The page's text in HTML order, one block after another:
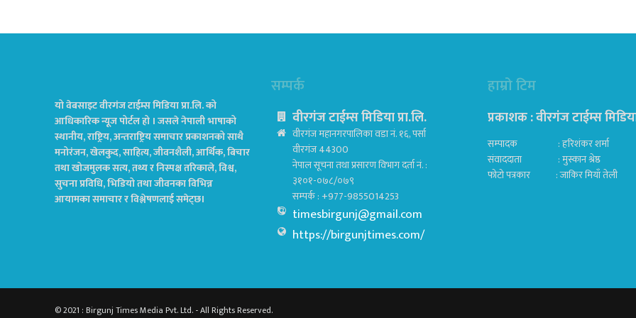
यो वेबसाइट वीरगंज टाईम्स मिडिया प्रा.लि. को
आधिकारिक न्यूज पोर्टल हो । जसले नेपाली भाषाको
स्थानीय, राष्ट्रिय, अन्तराष्ट्रिय समाचार प्रकाशनको साथै
मनोरंजन, खेलकुद, साहित्य, जीवनशैली, आर्थिक, बिचार
तथा खोजमुलक सत्य, तथ्य र निस्पक्ष तरिकाले, विश्व,
सुचना प्रविधि, भिडियो तथा जीवनका विभिन्न
आयामका समाचार र विश्लेषणलाई समेट्छ।
सम्पर्क
वीरगंज टाईम्स मिडिया प्रा.लि.
वीरगंज महानगरपालिका वडा नं. १६, पर्सा
वीरगंज 44300
नेपाल सूचना तथा प्रसारण विभाग दर्ता नं. :
३१०१-०७८/०७९
सम्पर्क : +977-9855014253
timesbirgunj@gmail.com
https://birgunjtimes.com/
हाम्रो टिम
प्रकाशक : वीरगंज टाईम्स
सम्पादक : हरिशंकर शर्मा
संवाददाता : मुस्कान श्रेष्ठ
फोटो पत्रकार : जाकिर मियाँ तेली
© 2021 : Birgunj Times Media Pvt. Ltd. - All Rights Reserved.